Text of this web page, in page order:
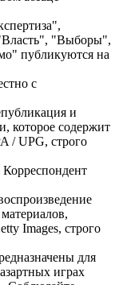
"Выборы",
публикуются на
с
и
которое содержит
/ UPG, строго
Images, строго
для
играх